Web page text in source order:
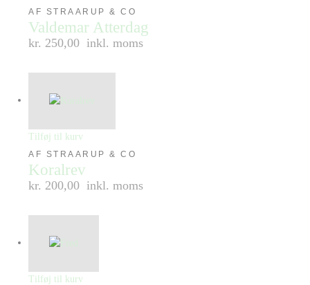
AF STRAARUP & CO
Valdemar Atterdag
kr. 250,00 inkl. moms
Tilføj til kurv
AF STRAARUP & CO
Koralrev
kr. 200,00 inkl. moms
Tilføj til kurv